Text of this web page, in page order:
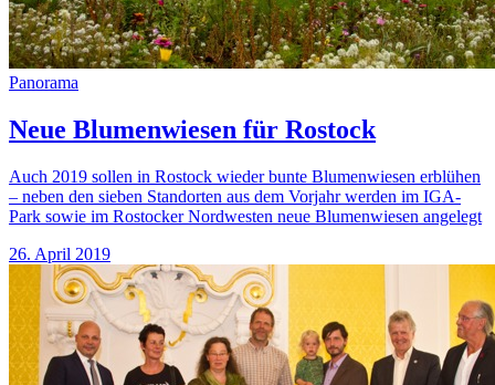
Panorama
Neue Blumenwiesen für Rostock
Auch 2019 sollen in Rostock wieder bunte Blumenwiesen erblühen
– neben den sieben Standorten aus dem Vorjahr werden im IGA-
Park sowie im Rostocker Nordwesten neue Blumenwiesen angelegt
26. April 2019